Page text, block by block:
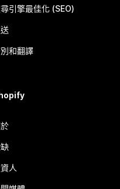
引擎最佳化 (SEO)
和翻譯
人